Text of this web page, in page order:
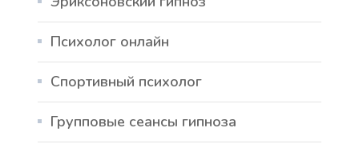
Психолог онлайн
Спортивный психолог
Групповые сеансы гипноза